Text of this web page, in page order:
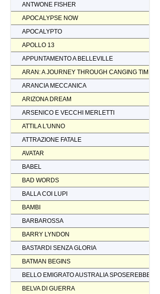
ANTWONE FISHER
APOCALYPSE NOW
APOCALYPTO
APOLLO 13
APPUNTAMENTO A BELLEVILLE
ARAN: A JOURNEY THROUGH CANGING TIMES
ARANCIA MECCANICA
ARIZONA DREAM
ARSENICO E VECCHI MERLETTI
ATTILA L'UNNO
ATTRAZIONE FATALE
AVATAR
BABEL
BAD WORDS
BALLA COI LUPI
BAMBI
BARBAROSSA
BARRY LYNDON
BASTARDI SENZA GLORIA
BATMAN BEGINS
BELLO EMIGRATO AUSTRALIA SPOSEREBBE
BELVA DI GUERRA